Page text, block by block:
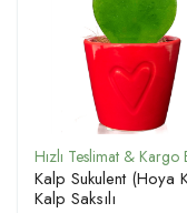
Kalp Sukulent (Hoya
Kalp Saksılı